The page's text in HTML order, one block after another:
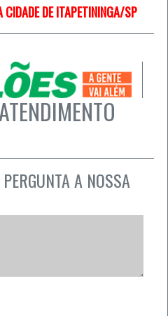
CIDADE DEITAPETININGA/SP
A NOSSA